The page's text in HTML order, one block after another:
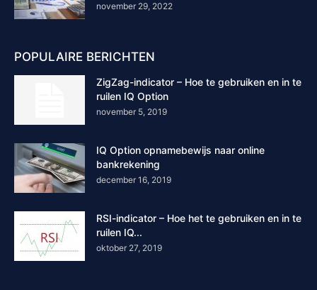
november 29, 2022
POPULAIRE BERICHTEN
ZigZag-indicator – Hoe te gebruiken en in te
ruilen IQ Option
november 5, 2019
IQ Option opnamebewijs naar online
bankrekening
december 16, 2019
RSI-indicator – Hoe het te gebruiken en in te
ruilen IQ...
oktober 27, 2019